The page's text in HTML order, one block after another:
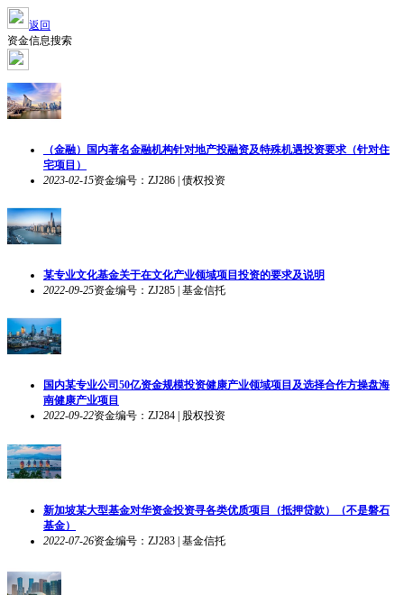
返回
资金信息搜索
（金融）国内著名金融机构针对地产投融资及特殊机遇投资要求（针对住
宅项目）
2023-02-15资金编号：ZJ286 | 债权投资
某专业文化基金关于在文化产业领域项目投资的要求及说明
2022-09-25资金编号：ZJ285 | 基金信托
国内某专业公司50亿资金规模投资健康产业领域项目及选择合作方操盘海
南健康产业项目
2022-09-22资金编号：ZJ284 | 股权投资
新加坡某大型基金对华资金投资寻各类优质项目（抵押贷款）（不是磐石
基金）
2022-07-26资金编号：ZJ283 | 基金信托